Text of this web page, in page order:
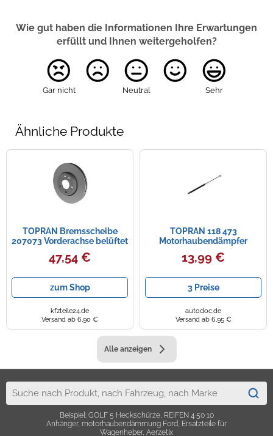
Wie gut haben die Informationen Ihre Erwartungen
erfüllt und Ihnen weitergeholfen?
Gar nicht Neutral Sehr
Ähnliche Produkte
TOPRAN Bremsscheibe
207073 Vorderachse belüftet
305mm 28mm für Opel
Vaughall DACIA NISSAN
47,54 €
zum Shop
kfzteile24.de
Versand ab 6,90 €
TOPRAN 118 473
Motorhaubendämpfer
13,99 €
3 Preise
autodoc.de
Versand ab 6,95 €
Alle anzeigen
Beispiel: GOLF 5 Heckschürze, REIFEN 4 50 10
Anhänger, motorhaubendämmung Ford, Ersatzteile für
Wagenheber, Aerzetix